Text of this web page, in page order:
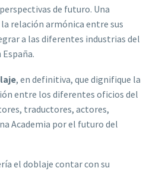
de futuro. Una
relación armónica entre sus
a las diferentes industrias del
, en definitiva, que dignifique la
entre los diferentes oficios del
traductores, actores,
Academia por el futuro del
el doblaje contar con su